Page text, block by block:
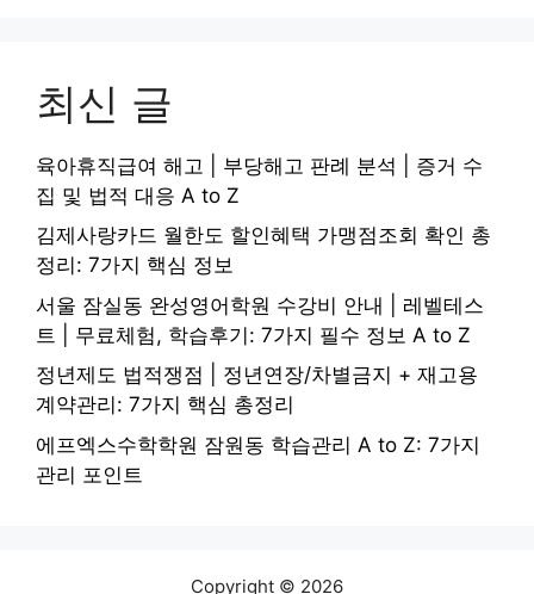
최신 글
육아휴직급여 해고 | 부당해고 판례 분석 | 증거 수
집 및 법적 대응 A to Z
김제사랑카드 월한도 할인혜택 가맹점조회 확인 총
정리: 7가지 핵심 정보
서울 잠실동 완성영어학원 수강비 안내 | 레벨테스
트 | 무료체험, 학습후기: 7가지 필수 정보 A to Z
정년제도 법적쟁점 | 정년연장/차별금지 + 재고용
계약관리: 7가지 핵심 총정리
에프엑스수학학원 잠원동 학습관리 A to Z: 7가지
관리 포인트
Copyright © 2026